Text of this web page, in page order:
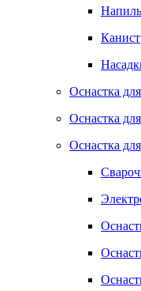
Оснастка
Оснастка
Оснастка